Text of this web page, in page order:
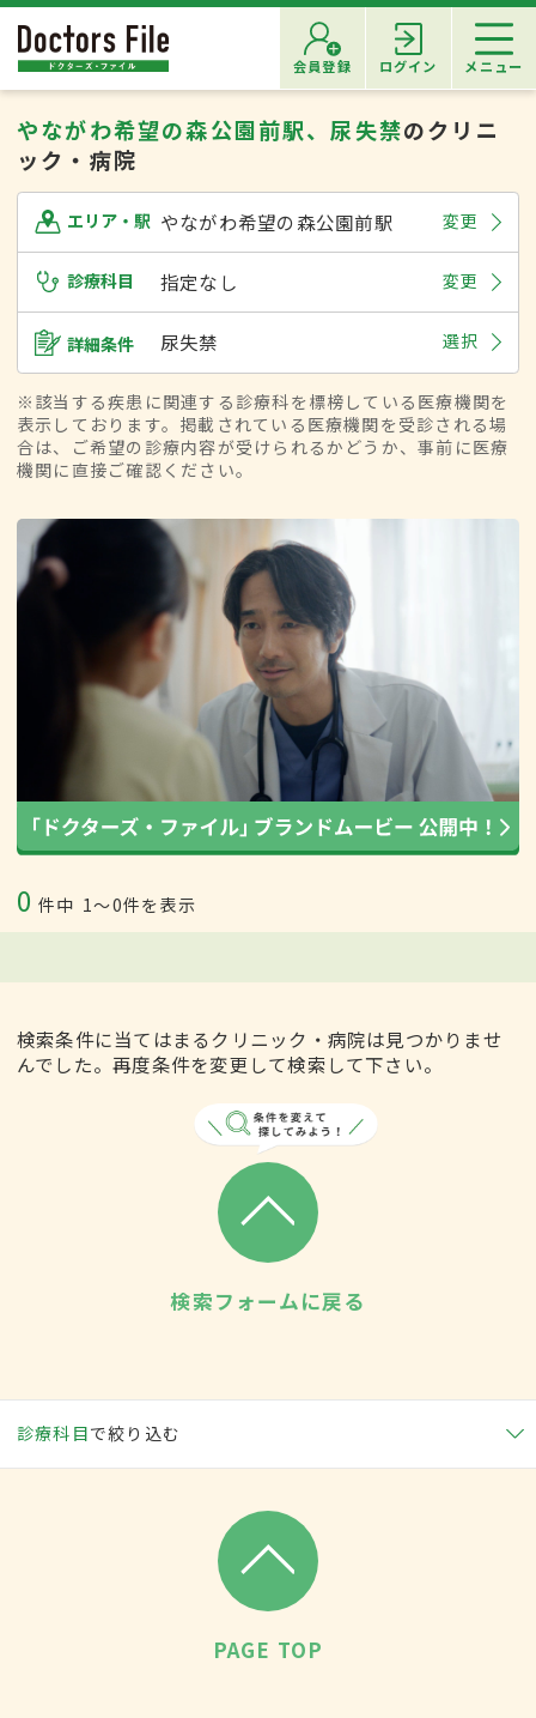
会員登録 ログイン メニュー
やながわ希望の森公園前駅、尿失禁のクリニ
ック・病院
エリア・駅 やながわ希望の森公園前駅 変更
診療科目 指定なし 変更
詳細条件 尿失禁 選択
※該当する疾患に関連する診療科を標榜している医療機関を
表示しております。掲載されている医療機関を受診される場
合は、ご希望の診療内容が受けられるかどうか、事前に医療
機関に直接ご確認ください。
0 件中 1〜0件を表示
検索条件に当てはまるクリニック・病院は見つかりませ
んでした。再度条件を変更して検索して下さい。
検索フォームに戻る
診療科目で絞り込む
PAGE TOP